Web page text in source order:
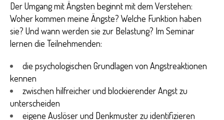
Der Umgang mit Ängsten beginnt mit dem Verstehen:
Woher kommen meine Ängste? Welche Funktion haben
sie? Und wann werden sie zur Belastung? Im Seminar
lernen die Teilnehmenden:
die psychologischen Grundlagen von Angstreaktionen
kennen
zwischen hilfreicher und blockierender Angst zu
unterscheiden
eigene Auslöser und Denkmuster zu identifizieren